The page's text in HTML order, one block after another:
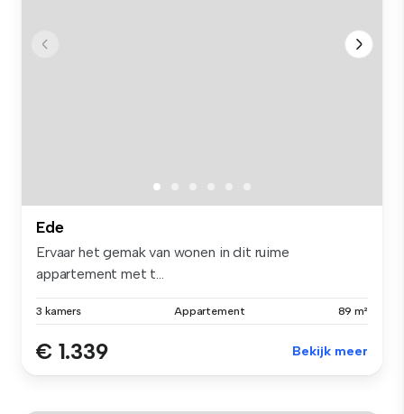
Ede
Ervaar het gemak van wonen in dit ruime
appartement met t...
3 kamers Appartement 89 m²
€ 1.339 Bekijk meer